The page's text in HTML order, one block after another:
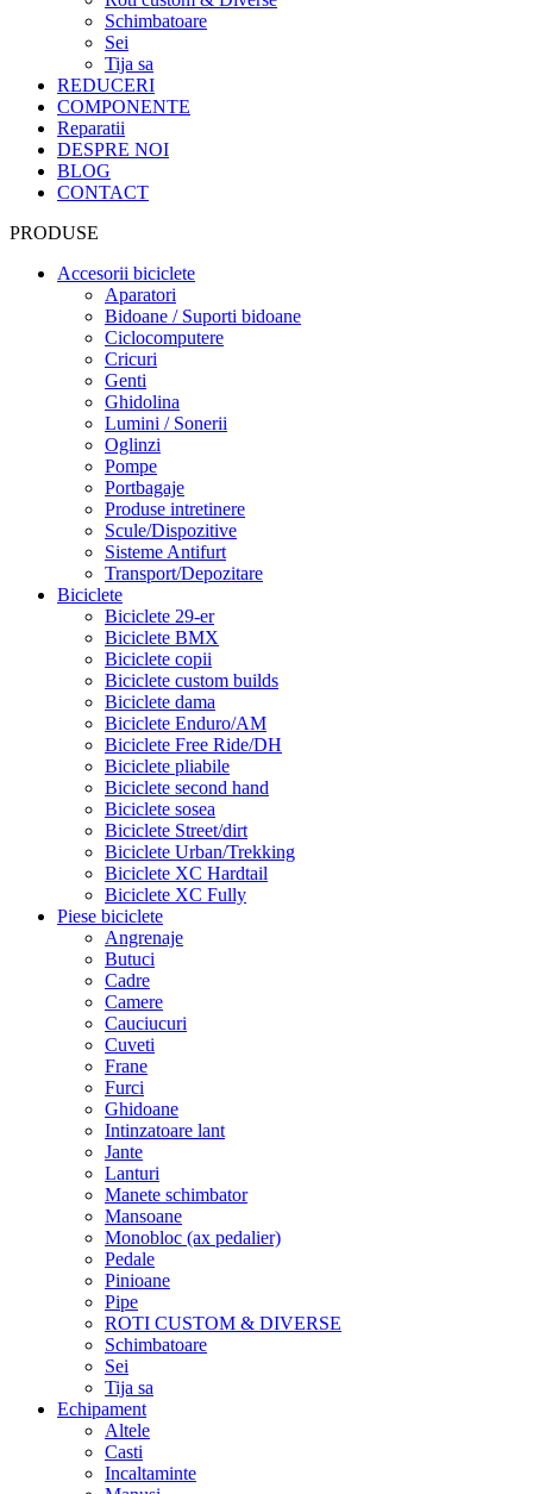
Schimbatoare
Sei
Tija sa
REDUCERI
COMPONENTE
Reparatii
DESPRE NOI
BLOG
CONTACT
PRODUSE
Accesorii biciclete
Aparatori
Bidoane / Suporti bidoane
Ciclocomputere
Cricuri
Genti
Ghidolina
Lumini / Sonerii
Oglinzi
Pompe
Portbagaje
Produse intretinere
Scule/Dispozitive
Sisteme Antifurt
Transport/Depozitare
Biciclete
Biciclete 29-er
Biciclete BMX
Biciclete copii
Biciclete custom builds
Biciclete dama
Biciclete Enduro/AM
Biciclete Free Ride/DH
Biciclete pliabile
Biciclete second hand
Biciclete sosea
Biciclete Street/dirt
Biciclete Urban/Trekking
Biciclete XC Hardtail
Biciclete XC Fully
Piese biciclete
Angrenaje
Butuci
Cadre
Camere
Cauciucuri
Cuveti
Frane
Furci
Ghidoane
Intinzatoare lant
Jante
Lanturi
Manete schimbator
Mansoane
Monobloc (ax pedalier)
Pedale
Pinioane
Pipe
ROTI CUSTOM & DIVERSE
Schimbatoare
Sei
Tija sa
Echipament
Altele
Casti
Incaltaminte